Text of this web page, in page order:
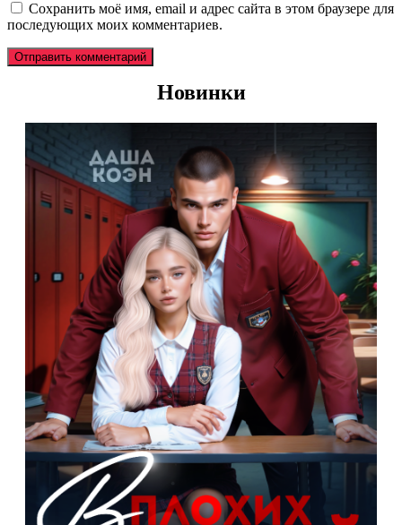
Сохранить моё имя, email и адрес сайта в этом браузере для
последующих моих комментариев.
Новинки